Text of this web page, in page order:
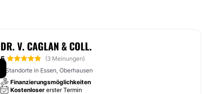
DR. V. CAGLAN & COLL.
5
(3 Meinungen)
3 Standorte in Essen, Oberhausen
Finanzierungsmöglichkeiten
Kostenloser erster Termin